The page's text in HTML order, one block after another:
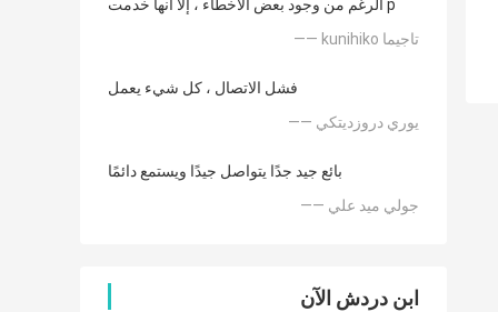
الرغم من وجود بعض الأخطاء ، إلا أنها خدمت p
—— kunihiko تاجيما
فشل الاتصال ، كل شيء يعمل
—— يوري دروزديتكي
بائع جيد جدًا يتواصل جيدًا ويستمع دائمًا
—— جولي ميد علي
ابن دردش الآن